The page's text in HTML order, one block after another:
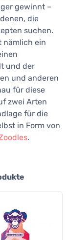
gewinnt –
die
suchen.
nämlich ein
und der
und anderen
für diese
zwei Arten
für die
in Form von
.